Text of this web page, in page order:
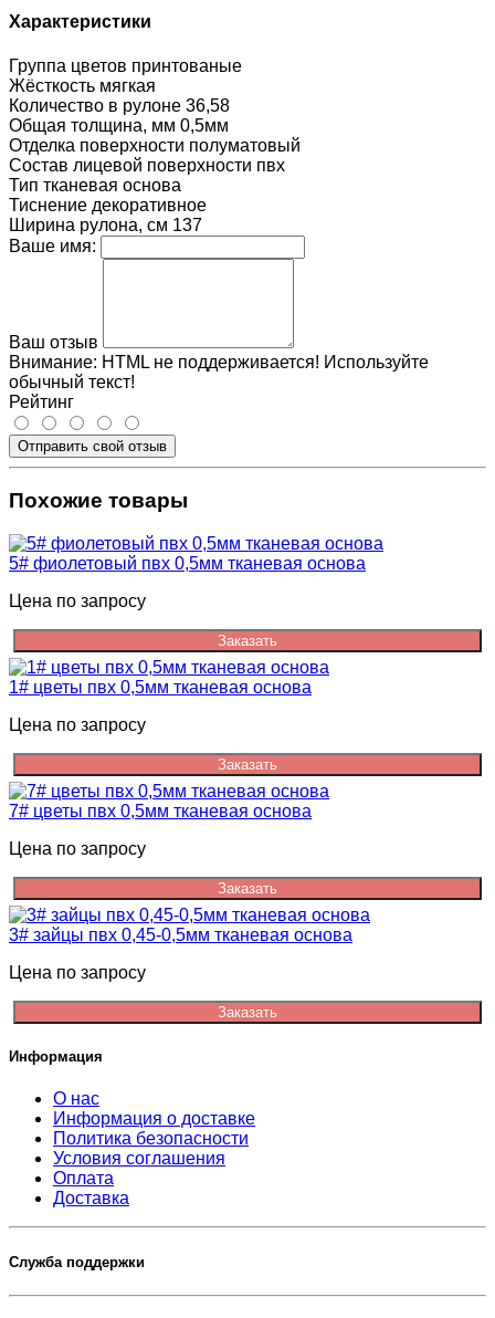
Характеристики
Группа цветов принтованые
Жёсткость мягкая
Количество в рулоне 36,58
Общая толщина, мм 0,5мм
Отделка поверхности полуматовый
Состав лицевой поверхности пвх
Тип тканевая основа
Тиснение декоративное
Ширина рулона, см 137
Ваше имя:
Ваш отзыв
Внимание: HTML не поддерживается! Используйте
обычный текст!
Рейтинг
Отправить свой отзыв
Похожие товары
5# фиолетовый пвх 0,5мм тканевая основа
Цена по запросу
Заказать
1# цветы пвх 0,5мм тканевая основа
Цена по запросу
Заказать
7# цветы пвх 0,5мм тканевая основа
Цена по запросу
Заказать
3# зайцы пвх 0,45-0,5мм тканевая основа
Цена по запросу
Заказать
Информация
О нас
Информация о доставке
Политика безопасности
Условия соглашения
Оплата
Доставка
Служба поддержки